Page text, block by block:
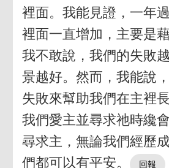
裡面。我能見證，一年
裡面一直增加，主要是
我不敢說，我們的失敗
景越好。然而，我能說
失敗來幫助我們在主裡
我們愛主並尋求祂時纔
尋求主，無論我們經歷
們都可以有平安。